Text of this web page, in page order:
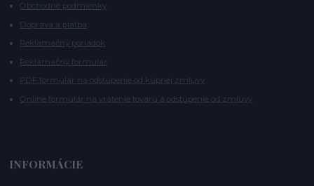
Obchodné podmienky
Doprava a platba
Reklamačný poriadok
Reklamačný formulár
PDF formulár na odstúpenie od kúpnej zmluvy
Online formulár na vrátenie tovaru a odstúpenie od zmluvy
INFORMÁCIE